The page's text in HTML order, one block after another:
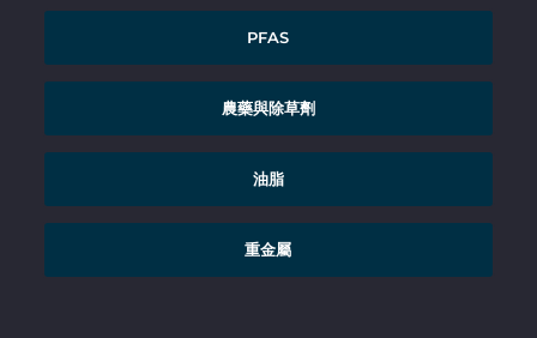
PFAS
農藥與除草劑
油脂
重金屬